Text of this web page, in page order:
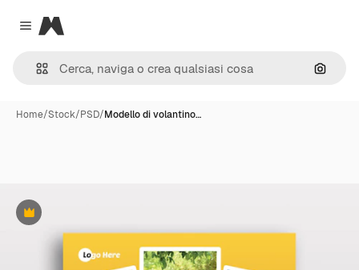
Close menu
Magnific
Cerca
Home/Stock/PSD/Modello di volantino…
Premium